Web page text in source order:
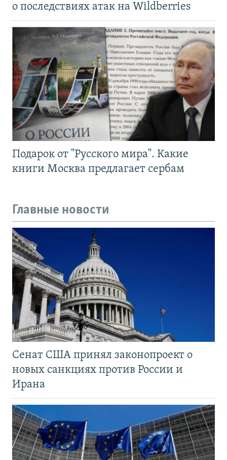
о последствиях атак на Wildberries
Подарок от "Русского мира". Какие
книги Москва предлагает сербам
Главные новости
Сенат США принял законопроект о
новых санкциях против России и
Ирана